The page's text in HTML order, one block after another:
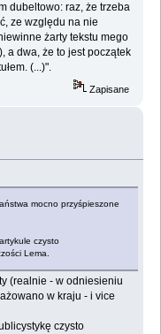
dubeltowo: raz, że trzeba
ze względu na nie
żarty tekstu mego
a dwa, że to jest początek
(...)".
Zapisane
mocno przyśpieszone
czysto
Lema.
(realnie - w odniesieniu
w kraju - i vice
czysto